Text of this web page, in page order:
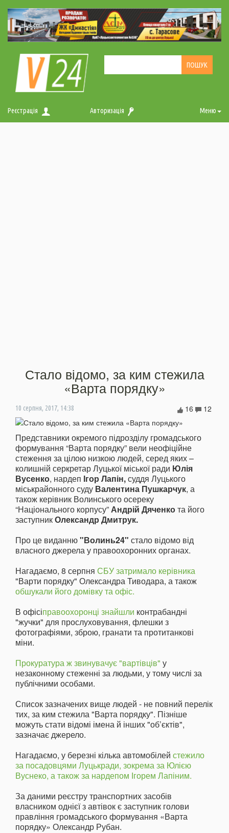
Реєстрація Авторизація Меню
Стало відомо, за ким стежила
«Варта порядку»
10 серпня, 2017, 14:38 12
16
Представники окремого підрозділу громадського
формування “Варта порядку” вели неофіційне
стеження за цілою низкою людей, серед яких –
колишній серкретар Луцької міської ради Юлія
Вусенко, нардеп Ігор Лапін,суддя Луцького
міськрайонного суду Валентина Пушкарчук, а
також керівник Волинського осереку
“Національного корпусу”Андрій Дяченкота його
заступникОлександр Дмитрук.
Про це виданню"Волинь24" стало відомо від
власного джерела у правоохоронних органах.
Нагадаємо, 8 серпня СБУ затримало керівника
"Варти порядку" Олександра Тиводара, а також
обшукали його домівку та офіс.
В офісіправоохоронці знайшли контрабандні
"жучки" для прослуховування, флешки з
фотографіями, зброю, гранати та протитанкові
міни.
Прокуратура ж звинувачує "вартівців" у
незаконному стеженні за людьми, у тому числі за
публічними особами.
Список зазначених вище людей - не повний перелік
тих, за ким стежила "Варта порядку". Пізніше
можуть стати відомі імена й інших "об’єктів",
зазначає джерело.
Нагадаємо, у березні кілька автомобілей стежило
за посадовцями Луцькради, зокрема за Юлією
Вуснеко, а також за нардепом Ігорем Лапіним.
За даними реєстру транспортних засобів
власником однієї з автівок є заступник голови
правління громадського формування «Варта
порядку» Олександр Рубан.